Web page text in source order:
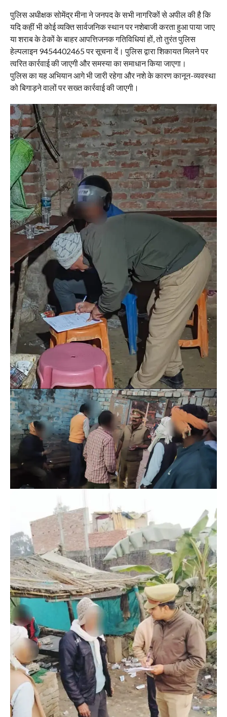
पुलिस अधीक्षक सोमेंद्र मीना ने जनपद के सभी नागरिकों से अपील की है कि
यदि कहीं भी कोई व्यक्ति सार्वजनिक स्थान पर नशेबाजी करता हुआ पाया जाए
या शराब के ठेकों के बाहर आपत्तिजनक गतिविधियां हों, तो तुरंत पुलिस
हेल्पलाइन 9454402465 पर सूचना दें। पुलिस द्वारा शिकायत मिलने पर
त्वरित कार्रवाई की जाएगी और समस्या का समाधान किया जाएगा।
पुलिस का यह अभियान आगे भी जारी रहेगा और नशे के कारण कानून-व्यवस्था
को बिगाड़ने वालों पर सख्त कार्रवाई की जाएगी।